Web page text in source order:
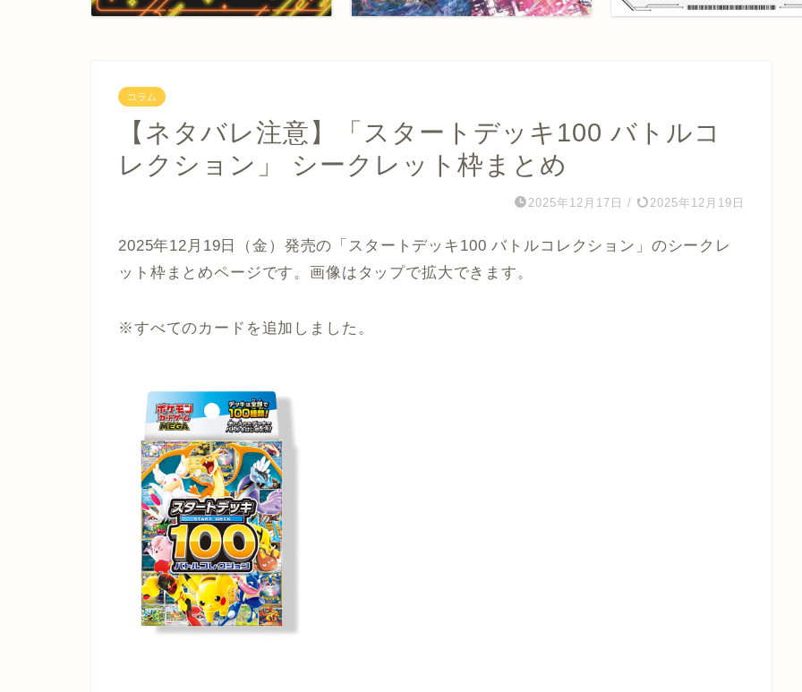
コラム
【ネタバレ注意】「スタートデッキ100 バトルコ
レクション」 シークレット枠まとめ
2025年12月17日 / 2025年12月19日
2025年12月19日（金）発売の 「スタートデッキ100 バトルコレクション」 のシークレ
ット枠まとめページです。画像はタップで拡大できます。
※すべてのカードを追加しました。